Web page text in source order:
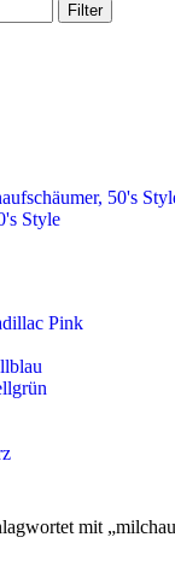
Filter
50's
Style
Pink
mit